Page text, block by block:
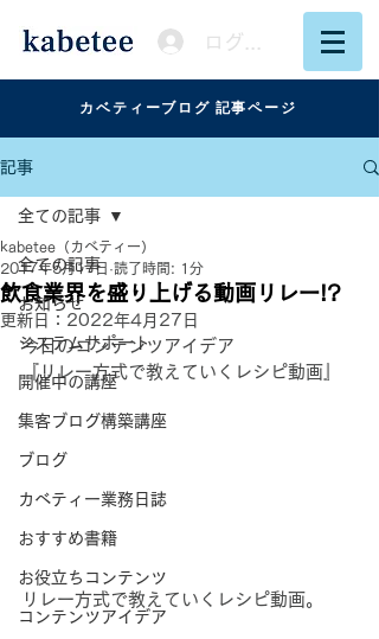
ログイン
カベティーブログ 記事ページ
記事
全ての記事
お知らせ
システムサポート
開催中の講座
集客ブログ構築講座
ブログ
カベティー業務日誌
おすすめ書籍
お役立ちコンテンツ
コンテンツアイデア
全ての記事
飲食業界を盛り上げる動画リレー!?
kabetee（カベティー）
2017年5月17日 読了時間: 1分
更新日： 2022年4月27日
今日のコンテンツアイデア
『リレー方式で教えていくレシピ動画』
リレー方式で教えていくレシピ動画。